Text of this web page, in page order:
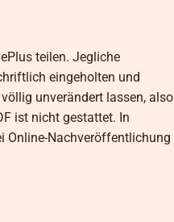
teilen. Jegliche
eingeholten und
unverändert lassen, also
ist nicht gestattet. In
Online-Nachveröffentlichung